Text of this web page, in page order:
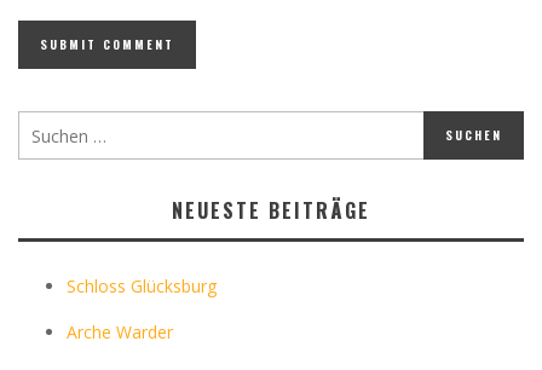
NEUESTE BEITRÄGE
Schloss Glücksburg
Arche Warder